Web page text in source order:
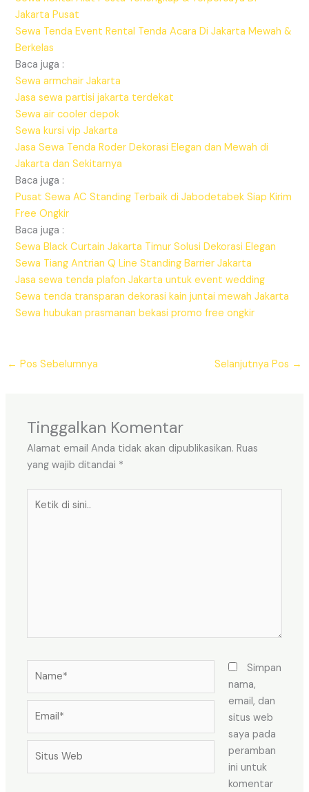
Jakarta Pusat
Sewa Tenda Event Rental Tenda Acara Di Jakarta Mewah &
Berkelas
Baca juga :
Sewa armchair Jakarta
Jasa sewa partisi jakarta terdekat
Sewa air cooler depok
Sewa kursi vip Jakarta
Jasa Sewa Tenda Roder Dekorasi Elegan dan Mewah di
Jakarta dan Sekitarnya
Baca juga :
Pusat Sewa AC Standing Terbaik di Jabodetabek Siap Kirim
Free Ongkir
Baca juga :
Sewa Black Curtain Jakarta Timur Solusi Dekorasi Elegan
Sewa Tiang Antrian Q Line Standing Barrier Jakarta
Jasa sewa tenda plafon Jakarta untuk event wedding
Sewa tenda transparan dekorasi kain juntai mewah Jakarta
Sewa hubukan prasmanan bekasi promo free ongkir
← Pos Sebelumnya Selanjutnya Pos →
Tinggalkan Komentar
Alamat email Anda tidak akan dipublikasikan. Ruas
yang wajib ditandai *
Web
Simpan
nama,
email, dan
situs web
saya pada
peramban
ini untuk
komentar